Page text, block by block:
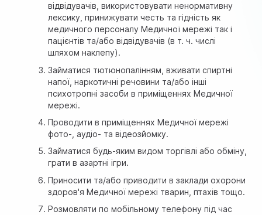
відвідувачів, використовувати ненормативну
лексику, принижувати честь та гідність як
медичного персоналу Медичної мережі так і
пацієнтів та/або відвідувачів (в т. ч. числі
шляхом наклепу).
Займатися тютюнопалінням, вживати спиртні
напої, наркотичні речовини та/або інші
психотропні засоби в приміщеннях Медичної
мережі.
Проводити в приміщеннях Медичної мережі
фото-, аудіо- та відеозйомку.
Займатися будь-яким видом торгівлі або обміну,
грати в азартні ігри.
Приносити та/або приводити в заклади охорони
здоров'я Медичної мережі тварин, птахів тощо.
Розмовляти по мобільному телефону під час